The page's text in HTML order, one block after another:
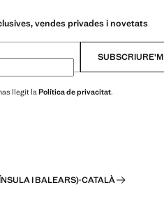
vendes privades i novetats
SUBSCRIURE'M
llegit la Política de privacitat.
I BALEARS)·CATALÀ